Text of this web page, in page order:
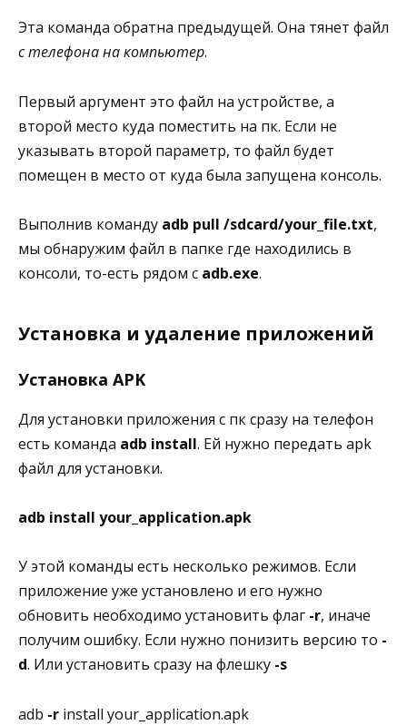
Эта команда обратна предыдущей. Она тянет файл
с телефона на компьютер.
Первый аргумент это файл на устройстве, а
второй место куда поместить на пк. Если не
указывать второй параметр, то файл будет
помещен в место от куда была запущена консоль.
Выполнив команду adb pull /sdcard/your_file.txt,
мы обнаружим файл в папке где находились в
консоли, то-есть рядом с adb.exe.
Установка и удаление приложений
Установка APK
Для установки приложения с пк сразу на телефон
есть команда adb install. Ей нужно передать apk
файл для установки.
adb install your_application.apk
У этой команды есть несколько режимов. Если
приложение уже установлено и его нужно
обновить необходимо установить флаг -r, иначе
получим ошибку. Если нужно понизить версию то -
d. Или установить сразу на флешку -s
adb -r install your_application.apk